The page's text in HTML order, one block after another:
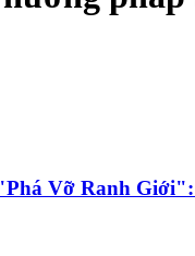
Vỡ Ranh